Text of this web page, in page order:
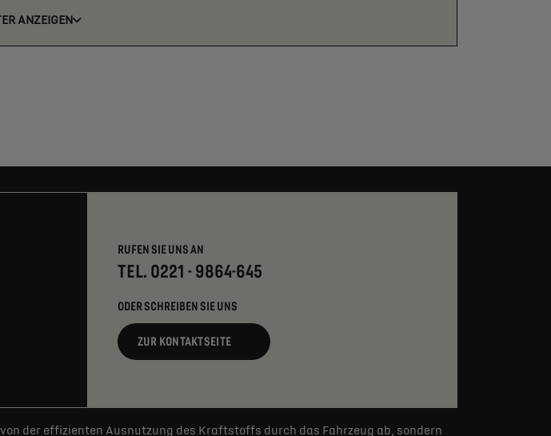
ANZEIGEN
RUFEN SIE UNS AN
TEL. 0221 - 9864-645
ODER SCHREIBEN SIE UNS
ZUR KONTAKTSEITE
der effizienten Ausnutzung des Kraftstoffs durch das Fahrzeug ab, sondern